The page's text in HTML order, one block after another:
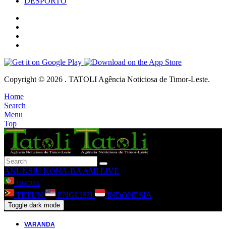
Copyright © 2026 . TATOLI Agência Noticiosa de Timor-Leste.
Home
Search
Menu
Top
ANUNSIU KONA-BA AMI LIVE
LINGUA
TETUN ENGLISH INDONESIA
Toggle dark mode
VARANDA